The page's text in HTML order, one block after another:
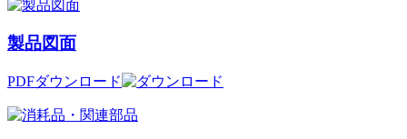
製品図面
PDFダウンロード